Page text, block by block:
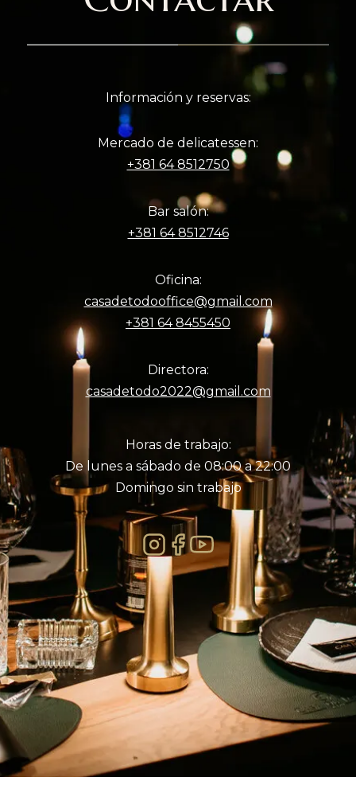
Información y reservas:
Mercado de delicatessen:
+381 64 8512750
Bar salón:
+381 64 8512746
Oficina:
casadetodooffice@gmail.com
+381 64 8455450
Directora:
casadetodo2022@gmail.com
Horas de trabajo:
De lunes a sábado de 08:00 a 22:00
Domingo sin trabajo